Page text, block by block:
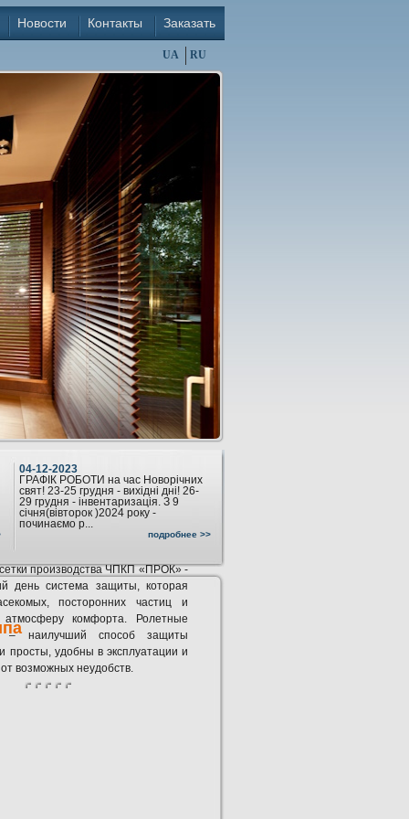
Новости Контакты Заказать
UA RU
04-12-2023
ГРАФІК РОБОТИ на час Новорічних
свят! 23-25 грудня - вихідні дні! 26-
29 грудня - інвентаризація. З 9
січня(вівторок )2024 року -
починаємо р...
подробнее >>
производства ЧПКП «ПРОК» -
день система защиты, которая
посторонних частиц и
комфорта. Ролетные
– наилучший способ защиты
удобны в эксплуатации и
возможных неудобств.